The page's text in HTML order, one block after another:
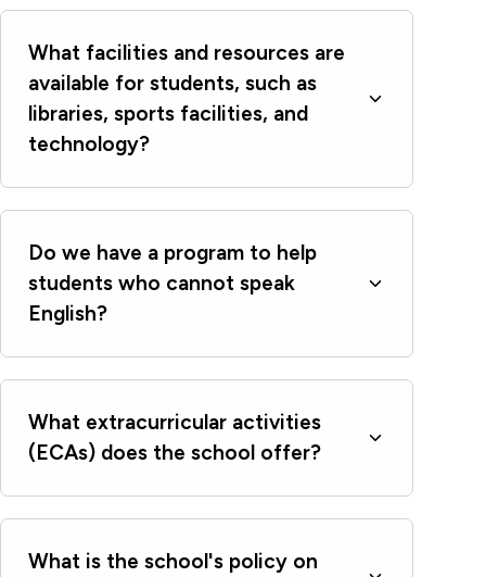
What facilities and resources are
available for students, such as
libraries, sports facilities, and
technology?
Do we have a program to help
students who cannot speak
English?
What extracurricular activities
(ECAs) does the school offer?
What is the school's policy on